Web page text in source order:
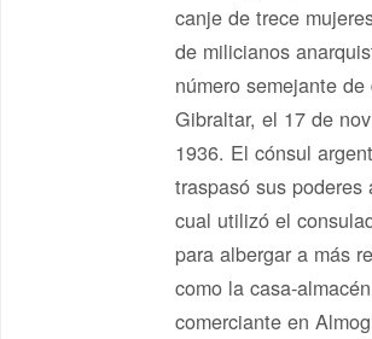
canje de trece
de milicianos
número semejante
Gibraltar, el 17 de
1936. El cónsul
traspasó sus poderes
cual utilizó el
para albergar a más
como la casa-
comerciante en